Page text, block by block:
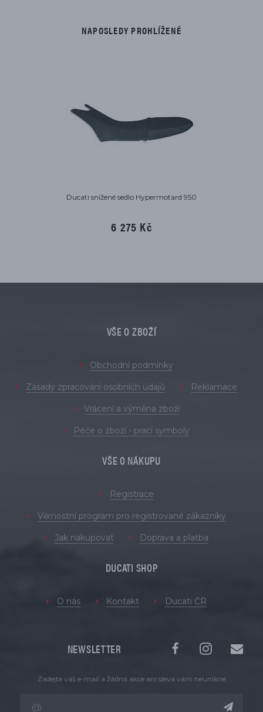
NAPOSLEDY PROHLÍŽENÉ
Ducati snížené sedlo Hypermotard 950
6 275 Kč
VŠE O ZBOŽÍ
Obchodní podmínky
Zásady zpracování osobních údajů Reklamace
Vrácení a výměna zboží
Péče o zboží - prací symboly
VŠE O NÁKUPU
Registrace
Věrnostní program pro registrované zákazníky
Jak nakupovat Doprava a platba
DUCATI SHOP
O nás Kontakt Ducati ČR
NEWSLETTER
Zadejte váš e-mail a žádná akce ani sleva vám neunikne